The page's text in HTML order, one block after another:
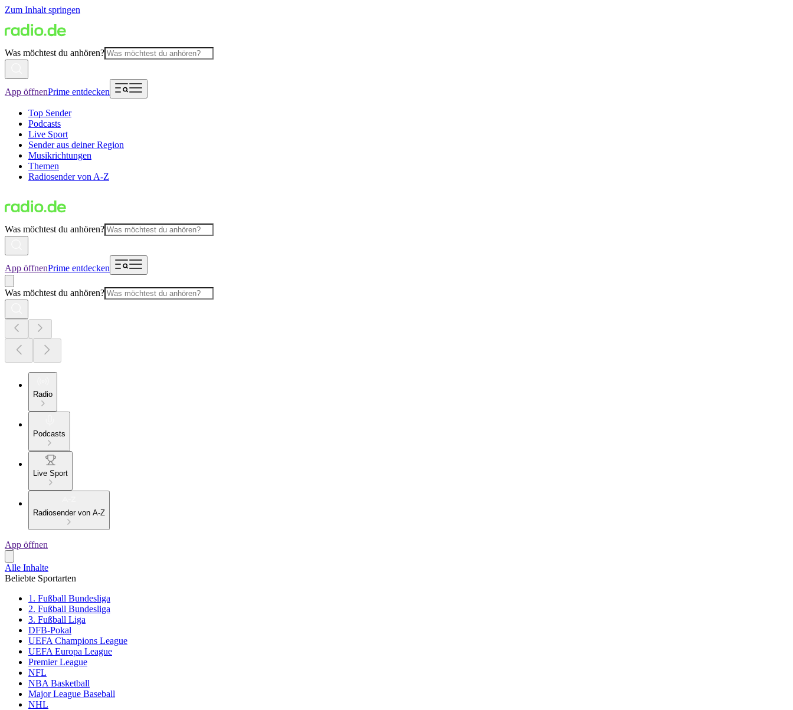
Zum Inhalt springen
Was möchtest du anhören?
App öffnenPrime entdecken
Top Sender
Podcasts
Live Sport
Sender aus deiner Region
Musikrichtungen
Themen
Radiosender von A-Z
Was möchtest du anhören?
App öffnenPrime entdecken
Was möchtest du anhören?
Radio
Podcasts
Live Sport
Radiosender von A-Z
App öffnen
Alle Inhalte
Beliebte Sportarten
1. Fußball Bundesliga
2. Fußball Bundesliga
3. Fußball Liga
DFB-Pokal
UEFA Champions League
UEFA Europa League
Premier League
NFL
NBA Basketball
Major League Baseball
NHL